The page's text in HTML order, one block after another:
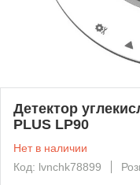
Детектор
PLUS LP90
Нет в наличии
Код: lvnchk78899